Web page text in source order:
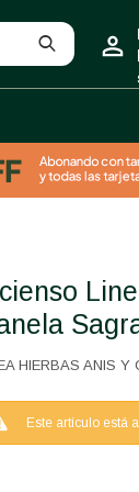
HIERBAS ANIS
Este artículo está